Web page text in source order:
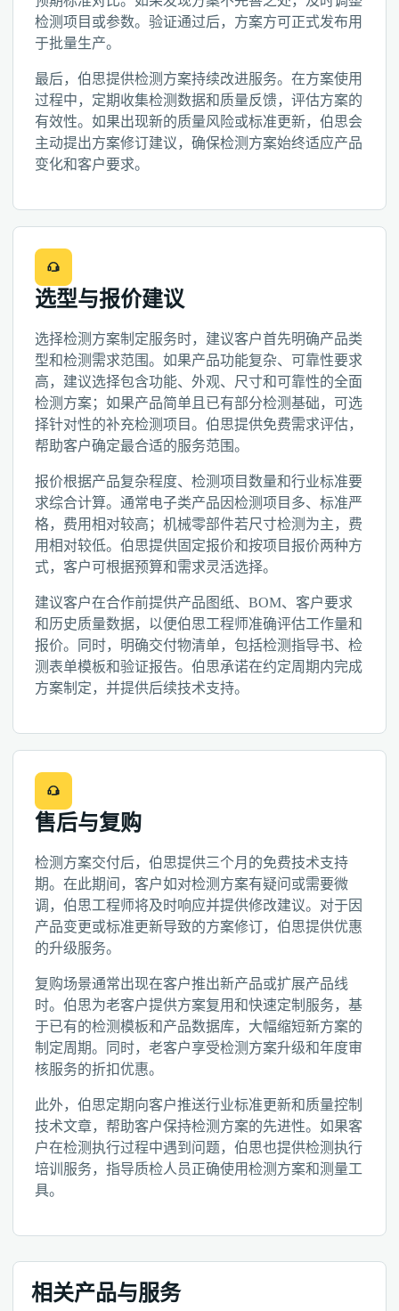
检测项目或参数。验证通过后，方案方可正式发布用
于批量生产。
最后，伯思提供检测方案持续改进服务。在方案使用
过程中，定期收集检测数据和质量反馈，评估方案的
有效性。如果出现新的质量风险或标准更新，伯思会
主动提出方案修订建议，确保检测方案始终适应产品
变化和客户要求。
选型与报价建议
选择检测方案制定服务时，建议客户首先明确产品类
型和检测需求范围。如果产品功能复杂、可靠性要求
高，建议选择包含功能、外观、尺寸和可靠性的全面
检测方案；如果产品简单且已有部分检测基础，可选
择针对性的补充检测项目。伯思提供免费需求评估，
帮助客户确定最合适的服务范围。
报价根据产品复杂程度、检测项目数量和行业标准要
求综合计算。通常电子类产品因检测项目多、标准严
格，费用相对较高；机械零部件若尺寸检测为主，费
用相对较低。伯思提供固定报价和按项目报价两种方
式，客户可根据预算和需求灵活选择。
建议客户在合作前提供产品图纸、BOM、客户要求
和历史质量数据，以便伯思工程师准确评估工作量和
报价。同时，明确交付物清单，包括检测指导书、检
测表单模板和验证报告。伯思承诺在约定周期内完成
方案制定，并提供后续技术支持。
售后与复购
检测方案交付后，伯思提供三个月的免费技术支持
期。在此期间，客户如对检测方案有疑问或需要微
调，伯思工程师将及时响应并提供修改建议。对于因
产品变更或标准更新导致的方案修订，伯思提供优惠
的升级服务。
复购场景通常出现在客户推出新产品或扩展产品线
时。伯思为老客户提供方案复用和快速定制服务，基
于已有的检测模板和产品数据库，大幅缩短新方案的
制定周期。同时，老客户享受检测方案升级和年度审
核服务的折扣优惠。
此外，伯思定期向客户推送行业标准更新和质量控制
技术文章，帮助客户保持检测方案的先进性。如果客
户在检测执行过程中遇到问题，伯思也提供检测执行
培训服务，指导质检人员正确使用检测方案和测量工
具。
相关产品与服务